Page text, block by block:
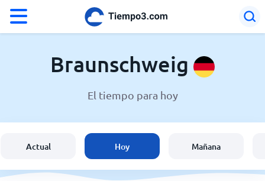
El clima en Braunschweig
España
Braunschweig
El tiempo para hoy
Actual Hoy Mañana